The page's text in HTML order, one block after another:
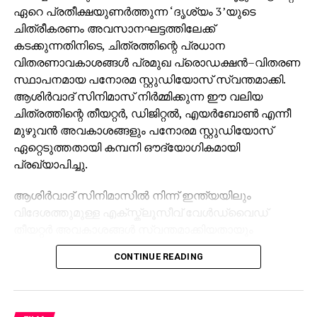
ഏറെ പ്രതീക്ഷയുണർത്തുന്ന ‘ദൃശ്യം 3’യുടെ
ചിത്രീകരണം അവസാനഘട്ടത്തിലേക്ക്
കടക്കുന്നതിനിടെ, ചിത്രത്തിന്റെ പ്രധാന
വിതരണാവകാശങ്ങൾ പ്രമുഖ പ്രൊഡക്ഷൻ–വിതരണ
സ്ഥാപനമായ പനോരമ സ്റ്റുഡിയോസ് സ്വന്തമാക്കി.
ആശിർവാദ് സിനിമാസ് നിർമ്മിക്കുന്ന ഈ വലിയ
ചിത്രത്തിന്റെ തീയറ്റർ, ഡിജിറ്റൽ, എയർബോൺ എന്നീ
മുഴുവൻ അവകാശങ്ങളും പനോരമ സ്റ്റുഡിയോസ്
ഏറ്റെടുത്തതായി കമ്പനി ഔദ്യോഗികമായി
പ്രഖ്യാപിച്ചു.
ആശിർവാദ് സിനിമാസിൽ നിന്ന് ഇന്ത്യയിലും
വിദേശത്തുമുള്ള എക്സ്ക്ലൂസീവ് വേൾഡ്‌വൈഡ്
സോഷ്യൽ മീഡിയയിൽ പങ്കുവെച്ച പ്രസ്താവനയിൽ
പനോരമ സ്റ്റുഡിയോസ് വ്യക്തമാക്കി.
വിതരണാവകാശങ്ങൾ വിറ്റതോടെ ‘ദൃശ്യം 3’യുടെ
മലയാളം റിലീസ് വൈകുമോ എന്ന ആശങ്കയിലാണ്
CONTINUE READING